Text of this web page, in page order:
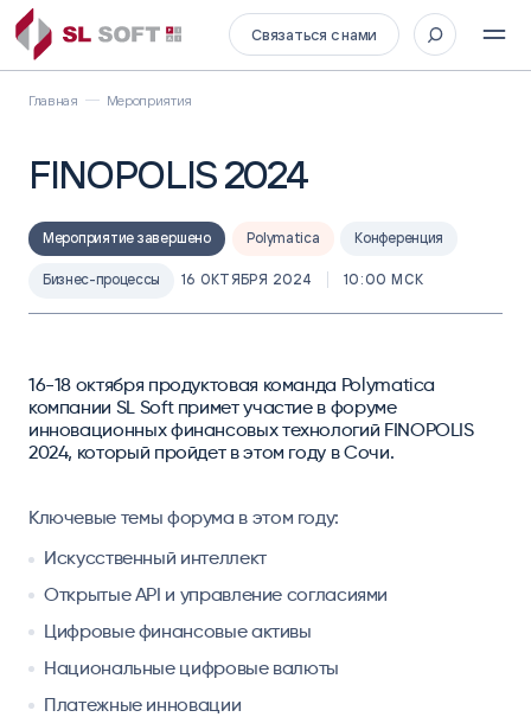
Связаться с нами
Главная Мероприятия
FINOPOLIS 2024
Мероприятие завершено Polymatica Конференция
Бизнес-процессы 16 ОКТЯБРЯ 2024 10:00 МСК
16-18 октября продуктовая команда Polymatica
компании SL Soft примет участие в форуме
инновационных финансовых технологий FINOPOLIS
2024, который пройдет в этом году в Сочи.
Ключевые темы форума в этом году:
Искусственный интеллект
Открытые API и управление согласиями
Цифровые финансовые активы
Национальные цифровые валюты
Платежные инновации